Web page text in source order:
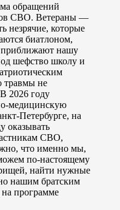
обращений
СВО. Ветераны —
незрячие, которые
биатлоном,
приближают нашу
шефство школу и
травмы не
2026 году
медицинскую
Петербурге, на
оказывать
СВО,
что именно мы,
по-настоящему
найти нужные
нашим братским
на программе